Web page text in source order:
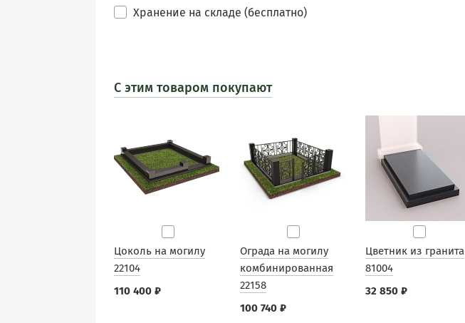
Хранение на складе (бесплатно)
С этим товаром покупают
Цоколь на могилу
22104
110 400 ₽
Ограда на могилу
комбинированная
22158
100 740 ₽
Цветник из гранита
81004
32 850 ₽